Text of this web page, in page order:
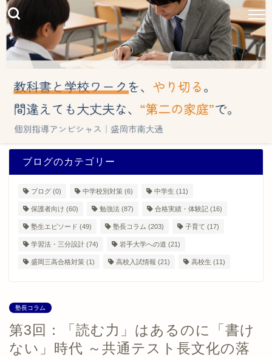
ブログのカテゴリー
ブログ (0) 中学校別対策 (6) 中学生 (11)
保護者向け (60) 勉強法 (87) 合格実績・体験記 (16)
塾生エピソード (49) 塾長コラム (203) 子育て (17)
学習法・三分設計 (74) 岩手大学への道 (21)
盛岡三高合格対策 (1) 高校入試情報 (21) 高校生 (11)
塾長コラム
第3回：「読む力」はあるのに「書け
ない」時代 ～共通テスト長文化の落